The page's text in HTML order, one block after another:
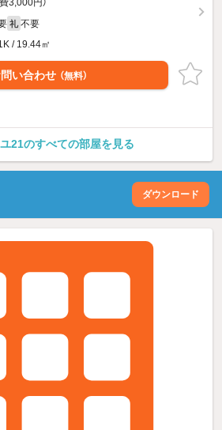
3,000円）
礼 不要
/ 19.44㎡
い合わせ （無料）
21のすべての部屋を見る
ダウンロード